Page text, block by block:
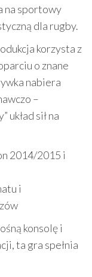
na sportowy
dla rugby.
korzysta z
o znane
nabiera
–
układ sił na
2014/2015 i
i
konsolę i
ta gra spełnia